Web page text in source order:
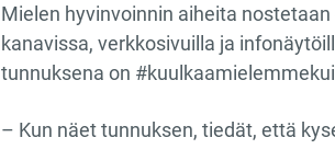
Mielen hyvinvoinnin aiheita
kanavissa, verkkosivuilla ja
tunnuksena on
– Kun näet tunnuksen, tiedät, että